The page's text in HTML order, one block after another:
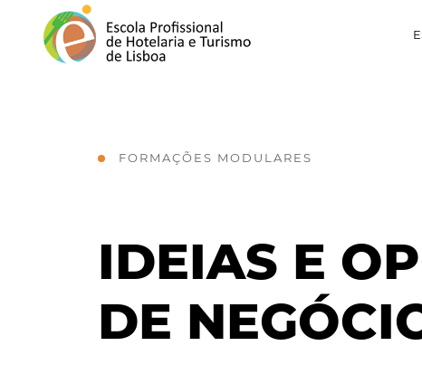
FORMAÇÕES MODULARES
IDEIAS E
DE